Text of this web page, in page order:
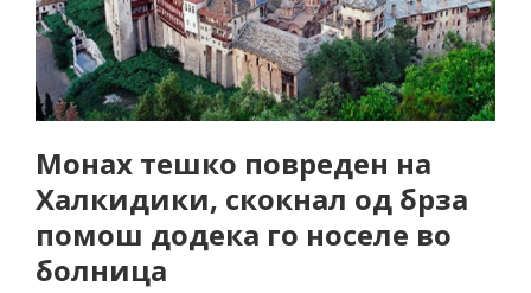
Монах тешко повреден на
Халкидики, скокнал од брза
помош додека го носеле во
болница